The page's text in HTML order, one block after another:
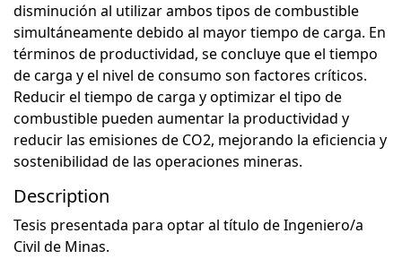
disminución al utilizar ambos tipos de combustible
simultáneamente debido al mayor tiempo de carga. En
términos de productividad, se concluye que el tiempo
de carga y el nivel de consumo son factores críticos.
Reducir el tiempo de carga y optimizar el tipo de
combustible pueden aumentar la productividad y
reducir las emisiones de CO2, mejorando la eficiencia y
sostenibilidad de las operaciones mineras.
Description
Tesis presentada para optar al título de Ingeniero/a
Civil de Minas.